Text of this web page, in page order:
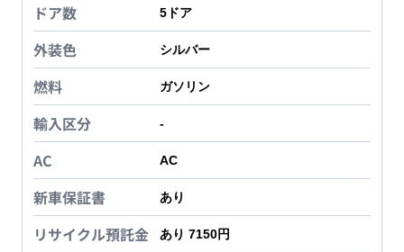
ドア数 5 ドア
外装色 シルバー
燃料 ガソリン
輸入区分 -
AC AC
新車保証書 あり
リサイクル預託金 あり 7150円